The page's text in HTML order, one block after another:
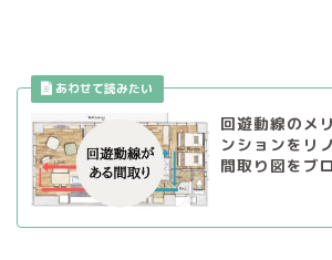
回遊動線のメ
ンションをリ
間取り図をブ